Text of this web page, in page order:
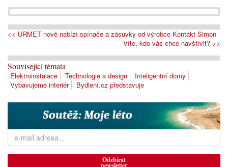
<< URMET nově nabízí spínače a zásuvky od výrobce Kontakt Simon
Víte, kdo vás chce navštívit? >>
Související témata
Elektroinstalace Technologie a design
Inteligentní domy
Vybavujeme interiér
Bydlení.cz představuje
Odebírat
newsletter